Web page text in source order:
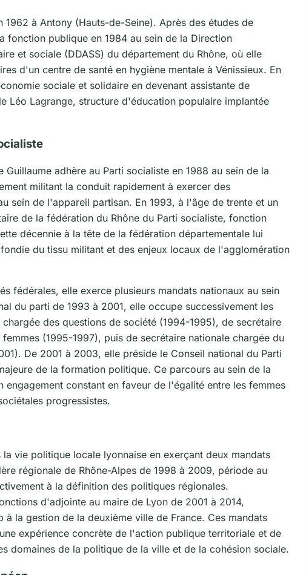
1962 à Antony (Hauts-de-Seine). Après des études de
fonction publique en 1984 au sein de la Direction
et sociale (DDASS) du département du Rhône, où elle
d'un centre de santé en hygiène mentale à Vénissieux. En
sociale et solidaire en devenant assistante de
Léo Lagrange, structure d'éducation populaire implantée
Guillaume adhère au Parti socialiste en 1988 au sein de la
militant la conduit rapidement à exercer des
sein de l'appareil partisan. En 1993, à l'âge de trente et un
de la fédération du Rhône du Parti socialiste, fonction
décennie à la tête de la fédération départementale lui
du tissu militant et des enjeux locaux de l'agglomération
fédérales, elle exerce plusieurs mandats nationaux au sein
du parti de 1993 à 2001, elle occupe successivement les
des questions de société (1994-1995), de secrétaire
(1995-1997), puis de secrétaire nationale chargée du
De 2001 à 2003, elle préside le Conseil national du Parti
de la formation politique. Ce parcours au sein de la
constant en faveur de l'égalité entre les femmes
progressistes.
vie politique locale lyonnaise en exerçant deux mandats
régionale de Rhône-Alpes de 1998 à 2009, période au
à la définition des politiques régionales.
d'adjointe au maire de Lyon de 2001 à 2014,
la gestion de la deuxième ville de France. Ces mandats
expérience concrète de l'action publique territoriale et de
domaines de la politique de la ville et de la cohésion sociale.